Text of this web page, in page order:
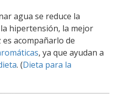
agua se reduce la
hipertensión, la mejor
acompañarlo de
, ya que ayudan a
. (Dieta para la